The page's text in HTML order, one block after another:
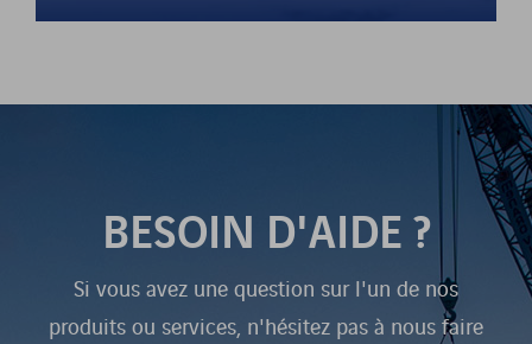
BESOIN D'AIDE ?
Si vous avez une question sur l'un de nos
produits ou services, n'hésitez pas à nous faire